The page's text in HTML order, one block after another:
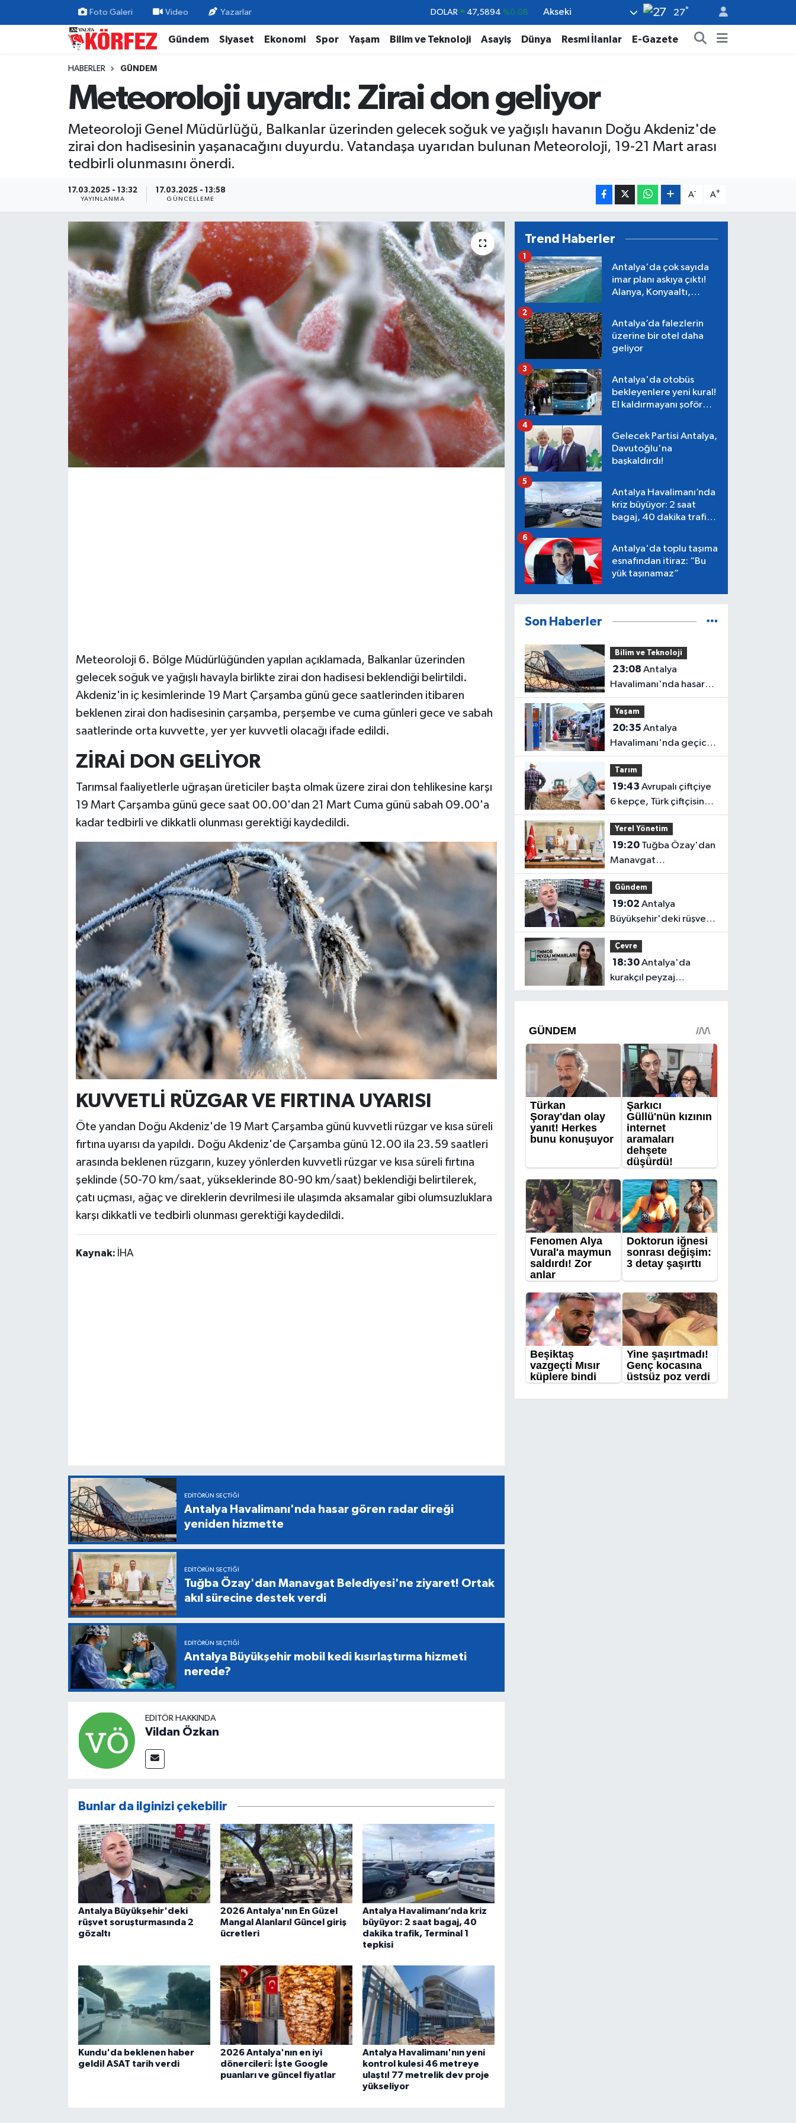
Foto Galeri Video Yazarlar DOLAR 47,5894 %0.08
EURO 55,0398 %-0.02
BİST100 13.703 %11
Akseki 27°
Gündem Siyaset Ekonomi Spor Yaşam Bilim ve Teknoloji Asayiş Dünya Resmi İlanlar E-Gazete
HABERLER GÜNDEM
Meteoroloji uyardı: Zirai don geliyor
Meteoroloji Genel Müdürlüğü, Balkanlar üzerinden gelecek soğuk ve yağışlı havanın Doğu Akdeniz'de
zirai don hadisesinin yaşanacağını duyurdu. Vatandaşa uyarıdan bulunan Meteoroloji, 19-21 Mart arası
tedbirli olunmasını önerdi.
17.03.2025 - 13:32
YAYINLANMA
17.03.2025 - 13:58
GÜNCELLEME
A- A+
Meteoroloji 6. Bölge Müdürlüğünden yapılan açıklamada, Balkanlar üzerinden
gelecek soğuk ve yağışlı havayla birlikte zirai don hadisesi beklendiği belirtildi.
Akdeniz'in iç kesimlerinde 19 Mart Çarşamba günü gece saatlerinden itibaren
beklenen zirai don hadisesinin çarşamba, perşembe ve cuma günleri gece ve sabah
saatlerinde orta kuvvette, yer yer kuvvetli olacağı ifade edildi.
ZİRAİ DON GELİYOR
Tarımsal faaliyetlerle uğraşan üreticiler başta olmak üzere zirai don tehlikesine karşı
19 Mart Çarşamba günü gece saat 00.00'dan 21 Mart Cuma günü sabah 09.00'a
kadar tedbirli ve dikkatli olunması gerektiği kaydedildi.
KUVVETLİ RÜZGAR VE FIRTINA UYARISI
Öte yandan Doğu Akdeniz'de 19 Mart Çarşamba günü kuvvetli rüzgar ve kısa süreli
fırtına uyarısı da yapıldı. Doğu Akdeniz'de Çarşamba günü 12.00 ila 23.59 saatleri
arasında beklenen rüzgarın, kuzey yönlerden kuvvetli rüzgar ve kısa süreli fırtına
şeklinde (50-70 km/saat, yükseklerinde 80-90 km/saat) beklendiği belirtilerek,
çatı uçması, ağaç ve direklerin devrilmesi ile ulaşımda aksamalar gibi olumsuzluklara
karşı dikkatli ve tedbirli olunması gerektiği kaydedildi.
Kaynak: İHA
EDITÖRÜN SEÇTIĞI
Antalya Havalimanı'nda hasar gören radar direği
yeniden hizmette
EDITÖRÜN SEÇTIĞI
Tuğba Özay'dan Manavgat Belediyesi'ne ziyaret! Ortak
akıl sürecine destek verdi
EDITÖRÜN SEÇTIĞI
Antalya Büyükşehir mobil kedi kısırlaştırma hizmeti
nerede?
EDITÖR HAKKINDA
Vildan Özkan
Bunlar da ilginizi çekebilir
Antalya Büyükşehir'deki
rüşvet soruşturmasında 2
gözaltı
2026 Antalya'nın En Güzel
Mangal Alanları! Güncel giriş
ücretleri
Antalya Havalimanı’nda kriz
büyüyor: 2 saat bagaj, 40
dakika trafik, Terminal 1
tepkisi
Kundu'da beklenen haber
geldi! ASAT tarih verdi
2026 Antalya'nın en iyi
dönercileri: İşte Google
puanları ve güncel fiyatlar
Antalya Havalimanı'nın yeni
kontrol kulesi 46 metreye
ulaştı! 77 metrelik dev proje
yükseliyor
Trend Haberler
Antalya'da çok sayıda
imar planı askıya çıktı!
Alanya, Konyaaltı,
1
Antalya’da falezlerin
üzerine bir otel daha
geliyor
2
Antalya'da otobüs
bekleyenlere yeni kural!
El kaldırmayanı şoför
3
Gelecek Partisi Antalya,
Davutoğlu'na
başkaldırdı!
4
Antalya Havalimanı’nda
kriz büyüyor: 2 saat
bagaj, 40 dakika trafik,
5
Antalya'da toplu taşıma
esnafından itiraz: “Bu
yük taşınamaz”
6
Son Haberler
Bilim ve Teknoloji
23:08
Havalimanı'nda hasar
gören radar direği
yeniden hizmette
Yaşam
20:35
Havalimanı'nda geçici
trafik düzenlemesi
uygulanacak! Yolculara
uyarı
Tarım
19:43
6 kepçe, Türk çiftçisine 1
kaşık!
Yerel Yönetim
19:20Tuğba Özay'dan
Manavgat
Belediyesi'ne ziyaret!
Ortak akıl sürecine
destek verdi
Gündem
19:02
Büyükşehir'deki rüşvet
soruşturmasında 2
gözaltı
Çevre
18:30Antalya'da
kurakçıl peyzaj
tartışması: "Kentlerimiz
Gündem
Yerel Yönetim
Ekonomi
Magazin
Kültür ve Sanat
Sivil Toplum
Nöbetçi Eczaneler
Trafik Durumu
Süper Lig Puan Durumu ve Fikstür
Tüm Manşetler
Son Dakika Haberleri
Haber Arşivi